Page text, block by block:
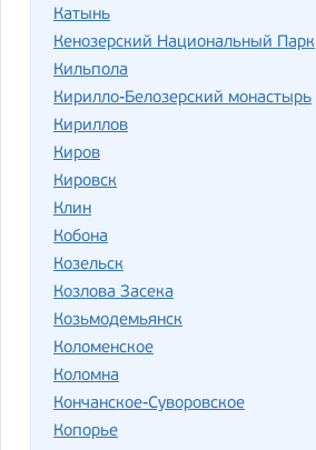
Катынь
Кенозерский Национальный Парк
Кильпола
Кирилло-Белозерский монастырь
Кириллов
Киров
Кировск
Клин
Кобона
Козельск
Козлова Засека
Козьмодемьянск
Коломенское
Коломна
Кончанское-Суворовское
Копорье